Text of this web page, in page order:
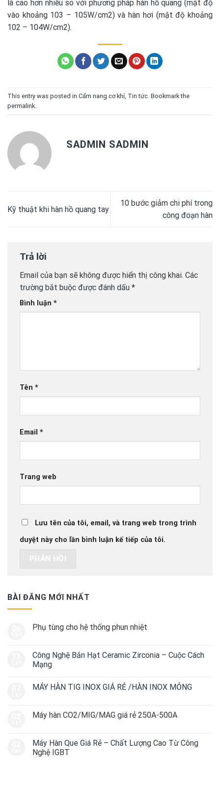
là cao hơn nhiều so với phương pháp hàn hồ quang (mật độ
vào khoảng 103 – 105W/cm2) và hàn hơi (mật độ khoảng
102 – 104W/cm2).
This entry was posted in Cẩm nang cơ khí Tin tức . Bookmark the
permalink
SADMIN SADMIN
Kỹ thuật khi hàn hồ quang tay
10 bước giảm chi phí trong
công đoạn hàn
Trả lời
Email của bạn sẽ không được hiển thị công khai. Các
trường bắt buộc được đánh dấu *
Bình luận *
Tên *
Email *
Trang web
Lưu tên của tôi, email, và trang web trong trình
duyệt này cho lần bình luận kế tiếp của tôi.
BÀI ĐĂNG MỚI NHẤT
Phụ tùng cho hệ thống phun nhiệt
Công Nghệ Bắn Hạt Ceramic Zirconia – Cuộc Cách
Mạng
MÁY HÀN TIG INOX GIÁ RẺ /HÀN INOX MỎNG
Máy hàn CO2/MIG/MAG giá rẻ 250A-500A
Máy Hàn Que Giá Rẻ – Chất Lượng Cao Từ Công
Nghệ IGBT